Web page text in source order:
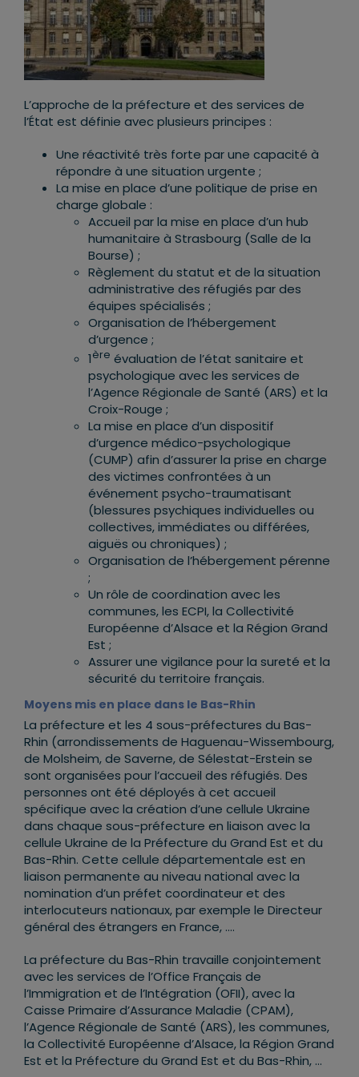
L’approche de la préfecture et des services de
l’État est définie avec plusieurs principes :
Une réactivité très forte par une capacité à
répondre à une situation urgente ;
La mise en place d’une politique de prise en
charge globale :
Accueil par la mise en place d’un hub
humanitaire à Strasbourg (Salle de la
Bourse) ;
Règlement du statut et de la situation
administrative des réfugiés par des
équipes spécialisés ;
Organisation de l’hébergement
d’urgence ;
1ère évaluation de l’état sanitaire et
psychologique avec les services de
l’Agence Régionale de Santé (ARS) et la
Croix-Rouge ;
La mise en place d’un dispositif
d’urgence médico-psychologique
(CUMP) afin d’assurer la prise en charge
des victimes confrontées à un
événement psycho-traumatisant
(blessures psychiques individuelles ou
collectives, immédiates ou différées,
aiguës ou chroniques) ;
Organisation de l’hébergement pérenne
;
Un rôle de coordination avec les
communes, les ECPI, la Collectivité
Européenne d’Alsace et la Région Grand
Est ;
Assurer une vigilance pour la sureté et la
sécurité du territoire français.
Moyens mis en place dans le Bas-Rhin
La préfecture et les 4 sous-préfectures du Bas-
Rhin (arrondissements de Haguenau-Wissembourg,
de Molsheim, de Saverne, de Sélestat-Erstein se
sont organisées pour l’accueil des réfugiés. Des
personnes ont été déployés à cet accueil
spécifique avec la création d’une cellule Ukraine
dans chaque sous-préfecture en liaison avec la
cellule Ukraine de la Préfecture du Grand Est et du
Bas-Rhin. Cette cellule départementale est en
liaison permanente au niveau national avec la
nomination d’un préfet coordinateur et des
interlocuteurs nationaux, par exemple le Directeur
général des étrangers en France, ….
La préfecture du Bas-Rhin travaille conjointement
avec les services de l’Office Français de
l’Immigration et de l’Intégration (OFII), avec la
Caisse Primaire d’Assurance Maladie (CPAM),
l’Agence Régionale de Santé (ARS), les communes,
la Collectivité Européenne d’Alsace, la Région Grand
Est et la Préfecture du Grand Est et du Bas-Rhin, …